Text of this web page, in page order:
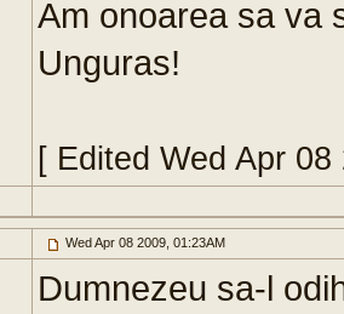
Am onoarea sa va
Unguras!
[ Edited Wed Apr
Wed Apr 08 2009, 01:23AM
Dumnezeu sa-l